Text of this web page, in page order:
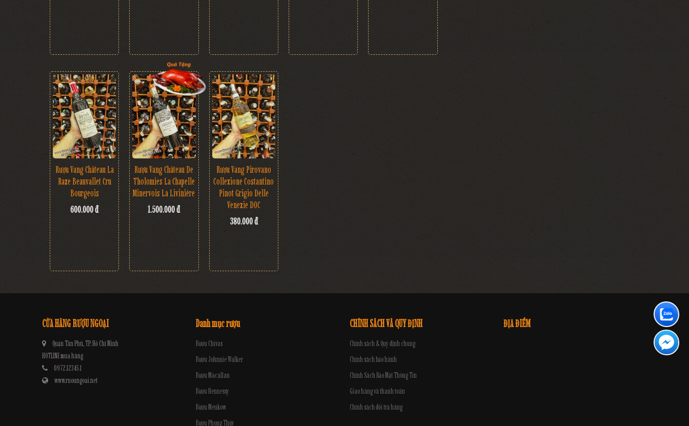
Rượu Vang Château La
Raze Beauvallet Cru
Bourgeois
600.000 đ
Rượu Vang Château De
Tholomies La Chapelle
Minervois La Livinière
1.500.000 đ
Rượu Vang Pirovano
Collezione Costantino
Pinot Grigio Delle
Venezie DOC
380.000 đ
CỬA HÀNG RƯỢU NGOẠI
Quận Tân Phú, TP. Hồ Chí Minh
HOTLINE mua hàng
0972.12345.1
www.ruoungoai.net
Danh mục rượu
Rượu Chivas
Rượu Johnnie Walker
Rượu Macallan
Rượu Hennessy
Rượu Meukow
Rượu Phong Thủy
CHÍNH SÁCH VÀ QUY ĐỊNH
Chính sách & Quy định chung
Chính sách bảo hành
Chính Sách Bảo Mật Thông Tin
Giao hàng và thanh toán
Chính sách đổi trả hàng
ĐỊA ĐIỂM